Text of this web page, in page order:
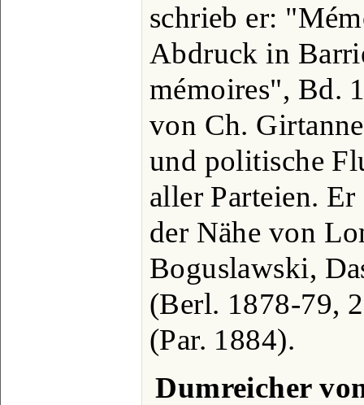
schrieb er:
Abdruck in
mémoires", Bd.
von Ch.
und politische
aller Parteien.
der Nähe von
Boguslawski,
(Berl. 1878-79,
(Par. 1884).
Dumreicher